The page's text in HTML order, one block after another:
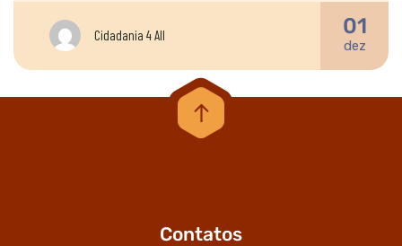
Cidadania 4 All 01
dez
Contatos